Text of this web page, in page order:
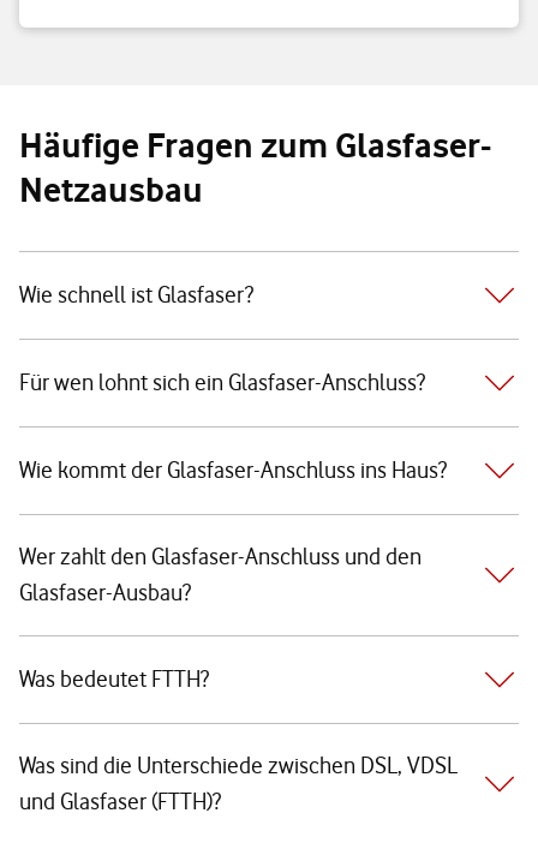
Häufige Fragen zum Glasfaser-
Netzausbau
Wie schnell ist Glasfaser?
Für wen lohnt sich ein Glasfaser-Anschluss?
Wie kommt der Glasfaser-Anschluss ins Haus?
Wer zahlt den Glasfaser-Anschluss und den
Glasfaser-Ausbau?
Was bedeutet FTTH?
Was sind die Unterschiede zwischen DSL, VDSL
und Glasfaser (FTTH)?